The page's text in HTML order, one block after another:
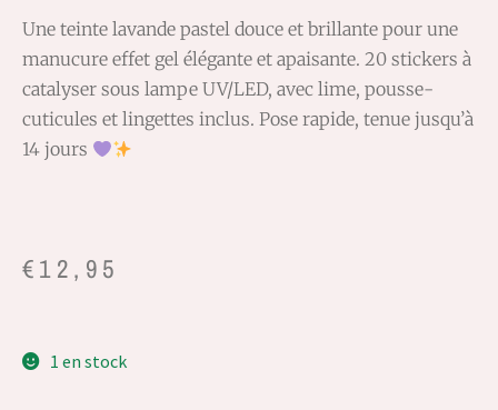
Une teinte lavande pastel douce et brillante pour une
manucure effet gel élégante et apaisante. 20 stickers à
catalyser sous lampe UV/LED, avec lime, pousse-
cuticules et lingettes inclus. Pose rapide, tenue jusqu’à
14 jours
€12,95
1 en stock